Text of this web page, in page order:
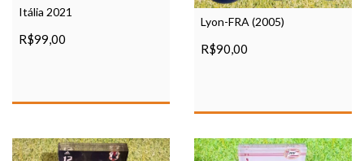
Itália 2021
R$99,00
Lyon-FRA (2005)
R$90,00